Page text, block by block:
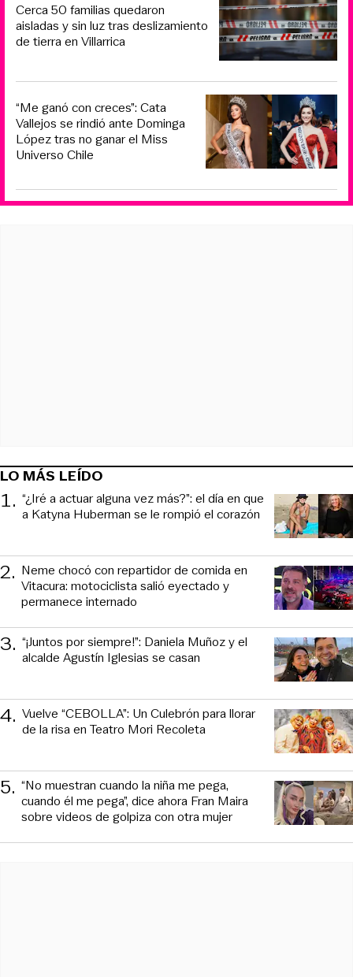
Cerca 50 familias quedaron
aisladas y sin luz tras deslizamiento
de tierra en Villarrica
“Me ganó con creces”: Cata
Vallejos se rindió ante Dominga
López tras no ganar el Miss
Universo Chile
LO MÁS LEÍDO
1. “¿Iré a actuar alguna vez más?”: el día en que
a Katyna Huberman se le rompió el corazón
2. Neme chocó con repartidor de comida en
Vitacura: motociclista salió eyectado y
permanece internado
3. “¡Juntos por siempre!”: Daniela Muñoz y el
alcalde Agustín Iglesias se casan
4. Vuelve “CEBOLLA”: Un Culebrón para llorar
de la risa en Teatro Mori Recoleta
5. “No muestran cuando la niña me pega,
cuando él me pega”, dice ahora Fran Maira
sobre videos de golpiza con otra mujer